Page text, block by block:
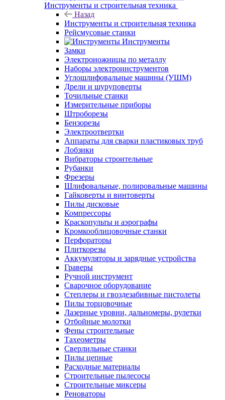
Инструменты и строительная техника
Назад
Инструменты и строительная техника
Рейсмусовые станки
Инструменты
Замки
Электроножницы по металлу
Наборы электроинструментов
Углошлифовальные машины (УШМ)
Дрели и шуруповерты
Точильные станки
Измерительные приборы
Штроборезы
Бензорезы
Электроотвертки
Аппараты для сварки пластиковых труб
Лобзики
Вибраторы строительные
Рубанки
Фрезеры
Шлифовальные, полировальные машины
Гайковерты и винтоверты
Пилы дисковые
Компрессоры
Краскопульты и аэрографы
Кромкооблицовочные станки
Перфораторы
Плиткорезы
Аккумуляторы и зарядные устройства
Граверы
Ручной инструмент
Сварочное оборудование
Степлеры и гвоздезабивные пистолеты
Пилы торцовочные
Лазерные уровни, дальномеры, рулетки
Отбойные молотки
Фены строительные
Тахеометры
Сверлильные станки
Пилы цепные
Расходные материалы
Строительные пылесосы
Строительные миксеры
Реноваторы